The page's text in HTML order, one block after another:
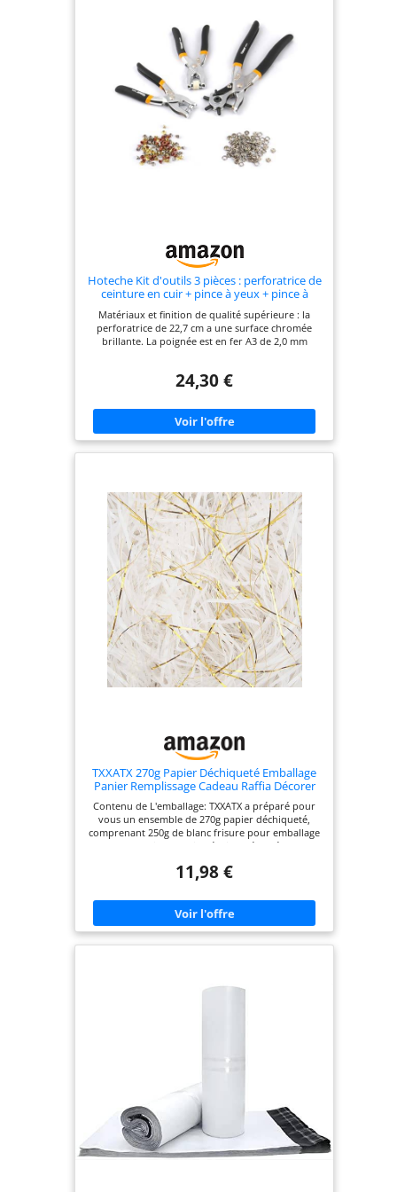
Hoteche Kit d'outils 3 pièces : perforatrice de
ceinture en cuir + pince à yeux + pince à
bouton pince | avec 100 pièces de boucles
de chaussures, 50 boutons de pince, dans
un emballage attrayant
Matériaux et finition de qualité supérieure : la
perforatrice de 22,7 cm a une surface chromée
brillante. La poignée est en fer A3 de 2,0 mm
disque en alliage de zinc, le disque de
en noir mat, et la pointe du trou est en acier au
carbone 45# moyen. Pointes de perforation
polyvalentes : la perforatrice est équipée de 6
pointes perforées rondes, avec des diamètres de
embouts tricolores et 50 boutons de pince. Les
accessoires élargissent l'applicabilité du kit d'outils
et permettent de réaliser de nombreux projets.
Prise en main confortable et sûre : toutes les
pinces du kit ont des poignées en fer A3 de 2,0
mm d'épaisseur avec un revêtement jaune et noir
en polypropylène + TPR. Cela assure une prise en
main confortable et sûre, même en cas
d'utilisation prolongée. Utilisation générale : ce kit
d'outils est idéal pour diverses applications telles
que la fabrication et la réparation de ceintures en
cuir, le traitement de la maroquinerie et d'autres
travaux manuels.
24,30 €
TXXATX 270g Papier Déchiqueté Emballage
Panier Remplissage Cadeau Raffia Décorer
Contenu de L'emballage: TXXATX a préparé pour
vous un ensemble de 270g papier déchiqueté,
comprenant 250g de blanc frisure pour emballage
et 20g de papier de soie déchiqueté doré. TXXATX
crème, noir, rose, bleu, champagne, violet, kaki et
être utilisé pour remplir des boîtes cadeaux,
décorer des cadeaux, réaliser des créations
artisanales, et bien d'autres usages. Décor
des paniers de fruits, des emballages cadeaux, des
vos cadeaux plus exceptionnels et significatifs.
Matériau de Qualité: TXXATX blanc paille
decorative pour emballage est fabriqué à partir de
papier de soie recyclable de haute qualité, doux,
léger, difficile à casser et à décolorer, facile à
stocker et à transporter. Qu'il soit utilisé pour la
décoration ou le remplissage de boîtes cadeaux,
remplissage boite cadeau est votre choix idéal.
11,98 €